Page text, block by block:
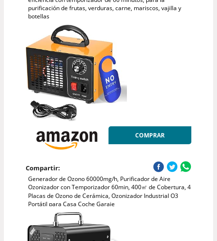
purificación de frutas, verduras, carne, mariscos, vajilla y
botellas
COMPRAR
Compartir:
Generador de Ozono 60000mg/h, Purificador de Aire
Ozonizador con Temporizador 60min, 400㎡ de Cobertura, 4
Placas de Ozono de Cerámica, Ozonizador Industrial O3
Portátil para Casa Coche Garaje